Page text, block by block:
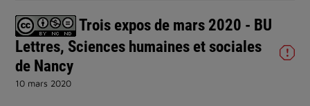
Trois expos de mars 2020 - BU
Lettres, Sciences humaines et sociales
de Nancy
10 mars 2020